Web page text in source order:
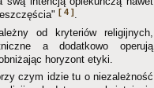
[ 4 ] .
od kryteriów religijnych,
a dodatkowo operują
horyzont etyki.
czym idzie tu o niezależność